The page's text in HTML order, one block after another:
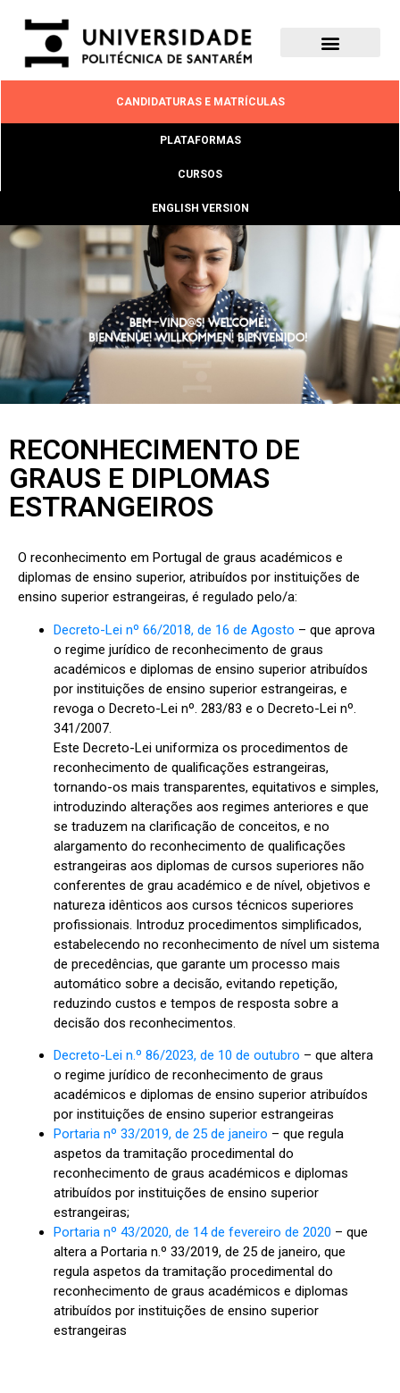
CANDIDATURAS E MATRÍCULAS
PLATAFORMAS
CURSOS
ENGLISH VERSION
RECONHECIMENTO DE
GRAUS E DIPLOMAS
ESTRANGEIROS
O reconhecimento em Portugal de graus académicos e
diplomas de ensino superior, atribuídos por instituições de
ensino superior estrangeiras, é regulado pelo/a:
Decreto-Lei nº 66/2018, de 16 de Agosto – que aprova
o regime jurídico de reconhecimento de graus
académicos e diplomas de ensino superior atribuídos
por instituições de ensino superior estrangeiras, e
revoga o Decreto-Lei nº. 283/83 e o Decreto-Lei nº.
341/2007.
Este Decreto-Lei uniformiza os procedimentos de
reconhecimento de qualificações estrangeiras,
tornando-os mais transparentes, equitativos e simples,
introduzindo alterações aos regimes anteriores e que
se traduzem na clarificação de conceitos, e no
alargamento do reconhecimento de qualificações
estrangeiras aos diplomas de cursos superiores não
conferentes de grau académico e de nível, objetivos e
natureza idênticos aos cursos técnicos superiores
profissionais. Introduz procedimentos simplificados,
estabelecendo no reconhecimento de nível um sistema
de precedências, que garante um processo mais
automático sobre a decisão, evitando repetição,
reduzindo custos e tempos de resposta sobre a
decisão dos reconhecimentos.
Decreto-Lei n.º 86/2023, de 10 de outubro – que altera
o regime jurídico de reconhecimento de graus
académicos e diplomas de ensino superior atribuídos
por instituições de ensino superior estrangeiras
Portaria nº 33/2019, de 25 de janeiro – que regula
aspetos da tramitação procedimental do
reconhecimento de graus académicos e diplomas
atribuídos por instituições de ensino superior
estrangeiras;
Portaria nº 43/2020, de 14 de fevereiro de 2020 – que
altera a Portaria n.º 33/2019, de 25 de janeiro, que
regula aspetos da tramitação procedimental do
reconhecimento de graus académicos e diplomas
atribuídos por instituições de ensino superior
estrangeiras